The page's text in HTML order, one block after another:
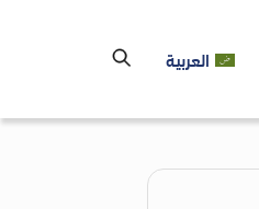
العربية